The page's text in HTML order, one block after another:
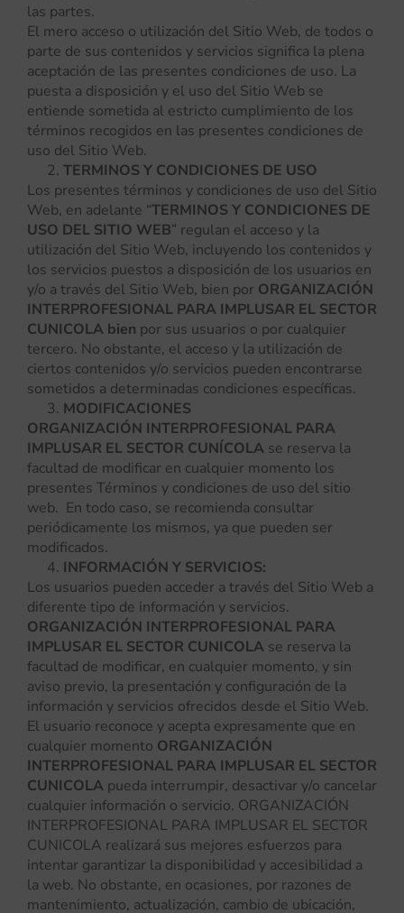
las partes.
El mero acceso o utilización del Sitio Web, de todos o
parte de sus contenidos y servicios significa la plena
aceptación de las presentes condiciones de uso. La
puesta a disposición y el uso del Sitio Web se
entiende sometida al estricto cumplimiento de los
términos recogidos en las presentes condiciones de
uso del Sitio Web.
TERMINOS Y CONDICIONES DE USO
Los presentes términos y condiciones de uso del Sitio
Web, en adelante “TERMINOS Y CONDICIONES DE
USO DEL SITIO WEB” regulan el acceso y la
utilización del Sitio Web, incluyendo los contenidos y
los servicios puestos a disposición de los usuarios en
y/o a través del Sitio Web, bien por ORGANIZACIÓN
INTERPROFESIONAL PARA IMPLUSAR EL SECTOR
CUNICOLA bien por sus usuarios o por cualquier
tercero. No obstante, el acceso y la utilización de
ciertos contenidos y/o servicios pueden encontrarse
sometidos a determinadas condiciones específicas.
MODIFICACIONES
ORGANIZACIÓN INTERPROFESIONAL PARA
IMPLUSAR EL SECTOR CUNÍCOLA se reserva la
facultad de modificar en cualquier momento los
presentes Términos y condiciones de uso del sitio
web. En todo caso, se recomienda consultar
periódicamente los mismos, ya que pueden ser
modificados.
INFORMACIÓN Y SERVICIOS:
Los usuarios pueden acceder a través del Sitio Web a
diferente tipo de información y servicios.
ORGANIZACIÓN INTERPROFESIONAL PARA
IMPLUSAR EL SECTOR CUNICOLA se reserva la
facultad de modificar, en cualquier momento, y sin
aviso previo, la presentación y configuración de la
información y servicios ofrecidos desde el Sitio Web.
El usuario reconoce y acepta expresamente que en
cualquier momento ORGANIZACIÓN
INTERPROFESIONAL PARA IMPLUSAR EL SECTOR
CUNICOLA pueda interrumpir, desactivar y/o cancelar
cualquier información o servicio. ORGANIZACIÓN
INTERPROFESIONAL PARA IMPLUSAR EL SECTOR
CUNICOLA realizará sus mejores esfuerzos para
intentar garantizar la disponibilidad y accesibilidad a
la web. No obstante, en ocasiones, por razones de
mantenimiento, actualización, cambio de ubicación,